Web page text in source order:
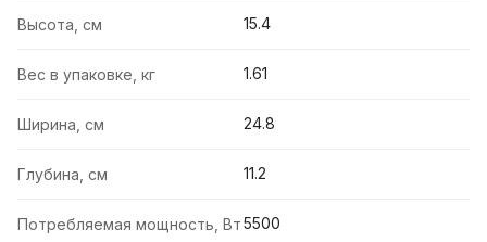
Высота, см 15.4
Вес в упаковке, кг 1.61
Ширина, см 24.8
Глубина, см 11.2
Потребляемая мощность, Вт5500